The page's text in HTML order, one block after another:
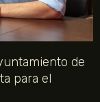
de
para el